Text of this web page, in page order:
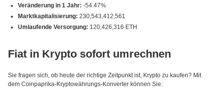
Veränderung in 1 Jahr: -54.47%
Marktkapitalisierung: 230,543,412,561
Umlaufende Versorgung: 120,426,316 ETH
Fiat in Krypto sofort umrechnen
Sie fragen sich, ob heute der richtige Zeitpunkt ist, Krypto zu kaufen? Mit
dem Coinpaprika-Kryptowährungs-Konverter können Sie: